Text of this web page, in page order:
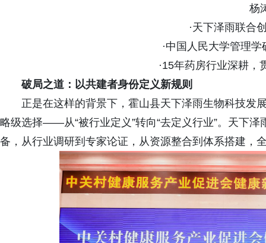
杨
·天下泽雨联合
·中国人民大学管理
·15年药房行业深耕，
破局之道：以共建者身份定义新规则
正是在这样的背景下，霍山县天下泽雨生物科技发
略级选择——从“被行业定义”转向“去定义行业”。天下
备，从行业调研到专家论证，从资源整合到体系搭建，